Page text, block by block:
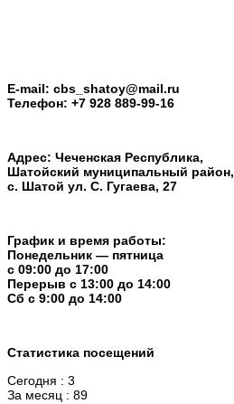
E-mail: cbs_shatoy@mail.ru
Телефон: +7 928 889-99-16
Адрес: Чеченская Республика,
Шатойский муниципальный район,
с. Шатой ул. С. Гугаева, 27
График и время работы:
Понедельник — пятница
с 09:00 до 17:00
Перерыв c 13:00 до 14:00
Cб с 9:00 до 14:00
Статистика посещений
Сегодня : 3
За месяц : 89